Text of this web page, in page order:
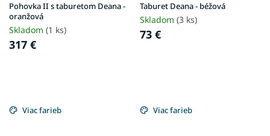
Pohovka II s taburetom Deana -
oranžová
Skladom (1 ks)
317 €
Taburet Deana - béžová
Skladom (3 ks)
73 €
Viac farieb Viac farieb